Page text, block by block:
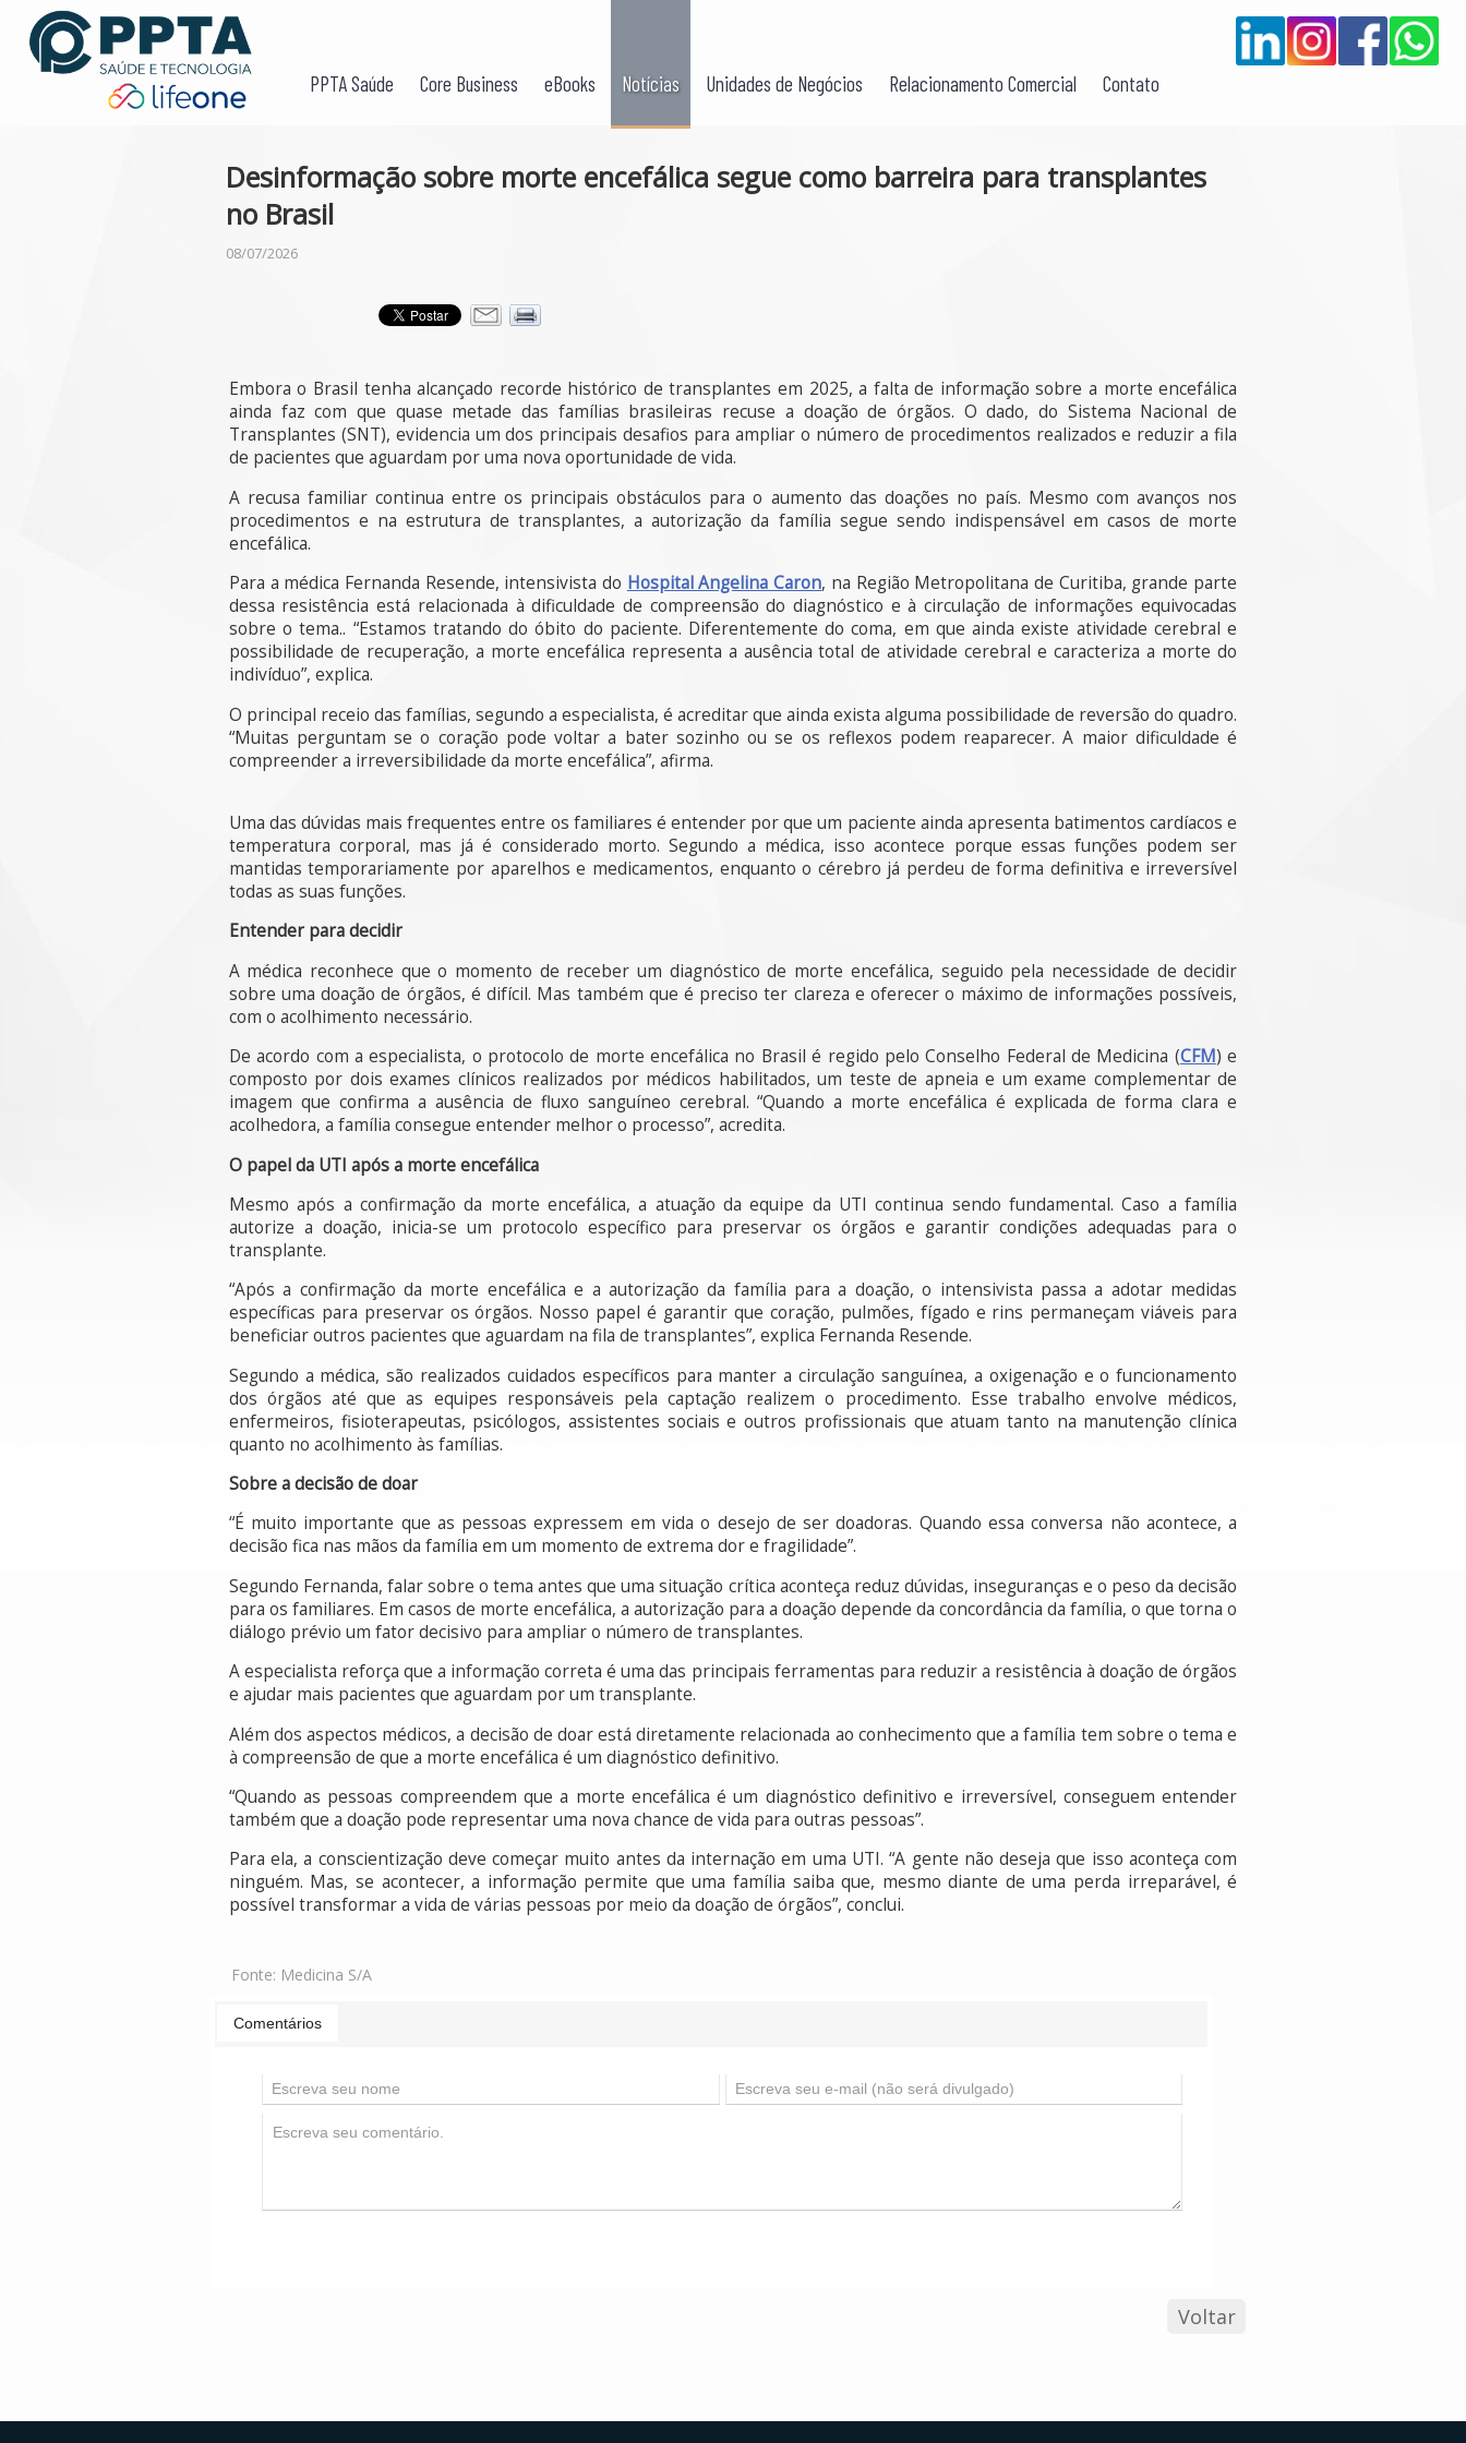
PPTA Saúde Core Business eBooks Notícias Unidades de Negócios Relacionamento Comercial Contato
Desinformação sobre morte encefálica segue como barreira para transplantes
no Brasil
08/07/2026
Embora o Brasil tenha alcançado recorde histórico de transplantes em 2025, a falta de informação sobre a morte encefálica
ainda faz com que quase metade das famílias brasileiras recuse a doação de órgãos. O dado, do Sistema Nacional de
Transplantes (SNT), evidencia um dos principais desafios para ampliar o número de procedimentos realizados e reduzir a fila
de pacientes que aguardam por uma nova oportunidade de vida.
A recusa familiar continua entre os principais obstáculos para o aumento das doações no país. Mesmo com avanços nos
procedimentos e na estrutura de transplantes, a autorização da família segue sendo indispensável em casos de morte
encefálica.
Para a médica Fernanda Resende, intensivista do Hospital Angelina Caron, na Região Metropolitana de Curitiba, grande parte
dessa resistência está relacionada à dificuldade de compreensão do diagnóstico e à circulação de informações equivocadas
sobre o tema.. “Estamos tratando do óbito do paciente. Diferentemente do coma, em que ainda existe atividade cerebral e
possibilidade de recuperação, a morte encefálica representa a ausência total de atividade cerebral e caracteriza a morte do
indivíduo”, explica.
O principal receio das famílias, segundo a especialista, é acreditar que ainda exista alguma possibilidade de reversão do quadro.
“Muitas perguntam se o coração pode voltar a bater sozinho ou se os reflexos podem reaparecer. A maior dificuldade é
compreender a irreversibilidade da morte encefálica”, afirma.
Uma das dúvidas mais frequentes entre os familiares é entender por que um paciente ainda apresenta batimentos cardíacos e
temperatura corporal, mas já é considerado morto. Segundo a médica, isso acontece porque essas funções podem ser
mantidas temporariamente por aparelhos e medicamentos, enquanto o cérebro já perdeu de forma definitiva e irreversível
todas as suas funções.
Entender para decidir
A médica reconhece que o momento de receber um diagnóstico de morte encefálica, seguido pela necessidade de decidir
sobre uma doação de órgãos, é difícil. Mas também que é preciso ter clareza e oferecer o máximo de informações possíveis,
com o acolhimento necessário.
De acordo com a especialista, o protocolo de morte encefálica no Brasil é regido pelo Conselho Federal de Medicina (CFM) e
composto por dois exames clínicos realizados por médicos habilitados, um teste de apneia e um exame complementar de
imagem que confirma a ausência de fluxo sanguíneo cerebral. “Quando a morte encefálica é explicada de forma clara e
acolhedora, a família consegue entender melhor o processo”, acredita.
O papel da UTI após a morte encefálica
Mesmo após a confirmação da morte encefálica, a atuação da equipe da UTI continua sendo fundamental. Caso a família
autorize a doação, inicia-se um protocolo específico para preservar os órgãos e garantir condições adequadas para o
transplante.
“Após a confirmação da morte encefálica e a autorização da família para a doação, o intensivista passa a adotar medidas
específicas para preservar os órgãos. Nosso papel é garantir que coração, pulmões, fígado e rins permaneçam viáveis para
beneficiar outros pacientes que aguardam na fila de transplantes”, explica Fernanda Resende.
Segundo a médica, são realizados cuidados específicos para manter a circulação sanguínea, a oxigenação e o funcionamento
dos órgãos até que as equipes responsáveis pela captação realizem o procedimento. Esse trabalho envolve médicos,
enfermeiros, fisioterapeutas, psicólogos, assistentes sociais e outros profissionais que atuam tanto na manutenção clínica
quanto no acolhimento às famílias.
Sobre a decisão de doar
“É muito importante que as pessoas expressem em vida o desejo de ser doadoras. Quando essa conversa não acontece, a
decisão fica nas mãos da família em um momento de extrema dor e fragilidade”.
Segundo Fernanda, falar sobre o tema antes que uma situação crítica aconteça reduz dúvidas, inseguranças e o peso da decisão
para os familiares. Em casos de morte encefálica, a autorização para a doação depende da concordância da família, o que torna o
diálogo prévio um fator decisivo para ampliar o número de transplantes.
A especialista reforça que a informação correta é uma das principais ferramentas para reduzir a resistência à doação de órgãos
e ajudar mais pacientes que aguardam por um transplante.
Além dos aspectos médicos, a decisão de doar está diretamente relacionada ao conhecimento que a família tem sobre o tema e
à compreensão de que a morte encefálica é um diagnóstico definitivo.
“Quando as pessoas compreendem que a morte encefálica é um diagnóstico definitivo e irreversível, conseguem entender
também que a doação pode representar uma nova chance de vida para outras pessoas”.
Para ela, a conscientização deve começar muito antes da internação em uma UTI. “A gente não deseja que isso aconteça com
ninguém. Mas, se acontecer, a informação permite que uma família saiba que, mesmo diante de uma perda irreparável, é
possível transformar a vida de várias pessoas por meio da doação de órgãos”, conclui.
Fonte: Medicina S/A
Comentários
Voltar